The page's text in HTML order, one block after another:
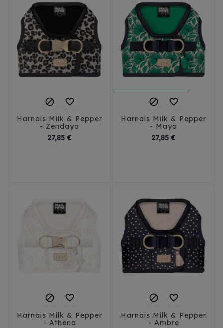
 
Harnais Milk & Pepper
- Zendaya
27,85 €
 
Harnais Milk & Pepper
- Maya
27,85 €
 
Harnais Milk & Pepper
- Athena
 
Harnais Milk & Pepper
- Ambre